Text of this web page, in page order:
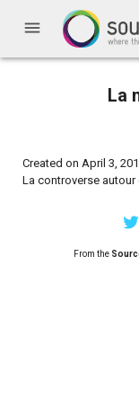
menu
La
Created on April 3,
La controverse
From the